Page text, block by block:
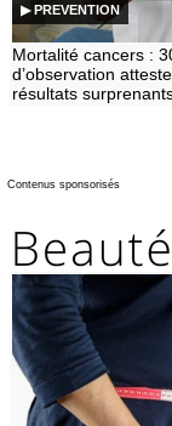
▶ PREVENTION
Mortalité cancers :
d’observation
résultats
Contenus sponsorisés